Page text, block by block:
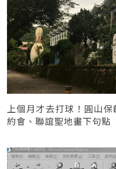
上個月才去打球！圓山
約會、聯誼聖地畫下句點